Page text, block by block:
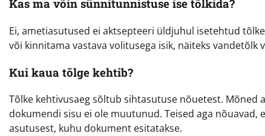
Kas ma võin sünnitunnistuse ise tõlkida?
Ei, ametiasutused ei aktsepteeri üldjuhul isetehtud
või kinnitama vastava volitusega isik, näiteks
Kui kaua tõlge kehtib?
Tõlke kehtivusaeg sõltub sihtasutuse nõuetest.
dokumendi sisu ei ole muutunud. Teised aga
asutusest, kuhu dokument esitatakse.